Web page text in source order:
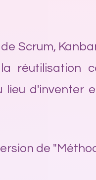
Scrum,
réutilisation
d'inventer
de